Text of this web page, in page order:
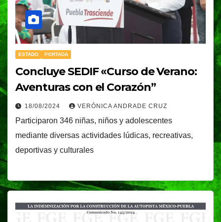
ESTADO PORTADA
Concluye SEDIF «Curso de Verano:
Aventuras con el Corazón”
18/08/2024 VERÓNICA ANDRADE CRUZ
Participaron 346 niñas, niños y adolescentes
mediante diversas actividades lúdicas, recreativas,
deportivas y culturales